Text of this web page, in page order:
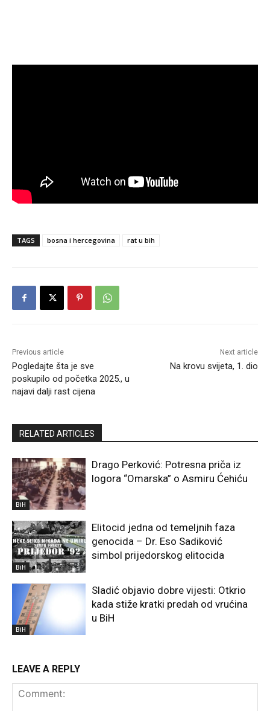
TAGS bosna i hercegovina rat u bih
Previous article
Pogledajte šta je sve
poskupilo od početka 2025., u
najavi dalji rast cijena
Next article
Na krovu svijeta, 1. dio
RELATED ARTICLES
BiH
Drago Perković: Potresna priča iz
logora “Omarska” o Asmiru Ćehiću
BiH
Elitocid jedna od temeljnih faza
genocida – Dr. Eso Sadiković
simbol prijedorskog elitocida
BiH
Sladić objavio dobre vijesti: Otkrio
kada stiže kratki predah od vrućina
u BiH
LEAVE A REPLY